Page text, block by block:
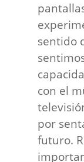
sentido
con el
por
futuro.